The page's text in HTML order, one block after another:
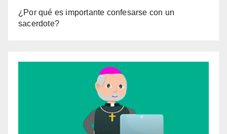
¿Por qué es importante confesarse con un
sacerdote?